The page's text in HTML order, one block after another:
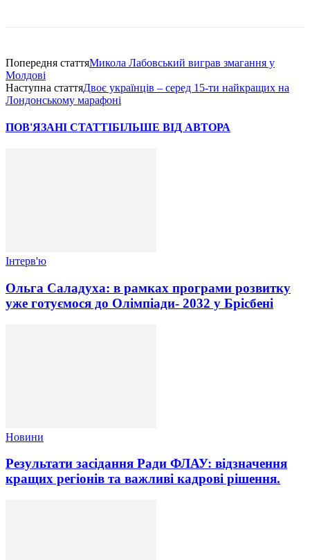
Попередня статтяМикола Лабовський виграв змагання у
Молдові
Наступна статтяДвоє українців – серед 15-ти найкращих на
Лондонському марафоні
ПОВ'ЯЗАНІ СТАТТІБІЛЬШЕ ВІД АВТОРА
Інтерв'ю
Ольга Саладуха: в рамках програми розвитку
уже готуємося до Олімпіади- 2032 у Брісбені
Новини
Результати засідання Ради ФЛАУ: відзначення
кращих регіонів та важливі кадрові рішення.